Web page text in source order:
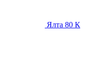
Ялта 80 К